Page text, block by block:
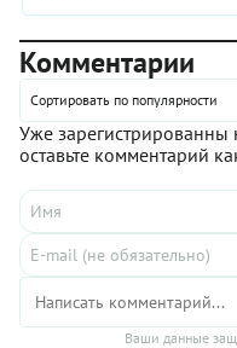
Комментарии
Сортировать по популярности
Уже зарегистрированны
оставьте комментарий
Ваши данные